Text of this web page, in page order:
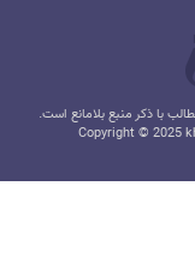
با ذکر منبع بلامانع است.
Copyright © 2025